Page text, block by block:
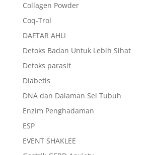
Collagen Powder
Coq-Trol
DAFTAR AHLI
Detoks Badan Untuk Lebih Sihat
Detoks parasit
Diabetis
DNA dan Dalaman Sel Tubuh
Enzim Penghadaman
ESP
EVENT SHAKLEE